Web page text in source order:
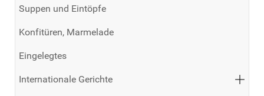
Suppen und Eintöpfe
Konfitüren, Marmelade
Eingelegtes
Internationale Gerichte